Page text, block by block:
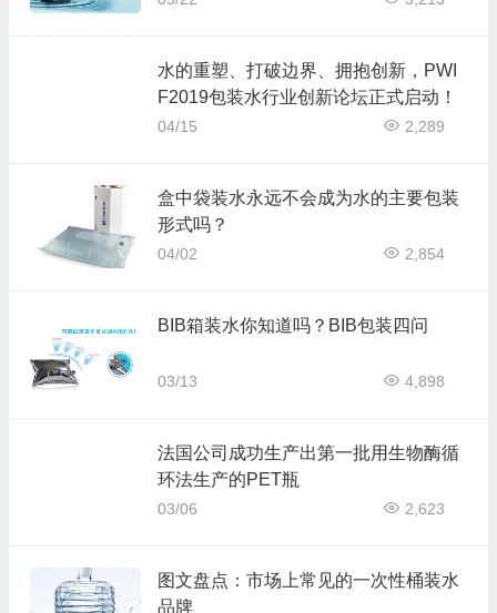
水的重塑、打破边界、拥抱创新，PWI
F2019包装水行业创新论坛正式启动！
04/15 2,289
盒中袋装水永远不会成为水的主要包装
形式吗？
04/02 2,854
BIB箱装水你知道吗？BIB包装四问
03/13 4,898
法国公司成功生产出第一批用生物酶循
环法生产的PET瓶
03/06 2,623
图文盘点：市场上常见的一次性桶装水
品牌